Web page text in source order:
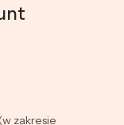
(w zakresie